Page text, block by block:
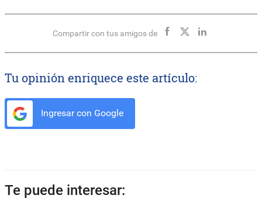
Compartir con tus amigos de
Tu opinión enriquece este artículo:
Ingresar con Google
Te puede interesar: